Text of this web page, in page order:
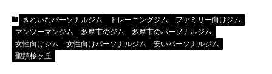
きれいなパーソナルジム トレーニングジム
ファミリー向けジム
マンツーマンジム
多摩市のジム
多摩市のパーソナルジム
女性向けジム
女性向けパーソナルジム
安いパーソナルジム
聖蹟桜ヶ丘